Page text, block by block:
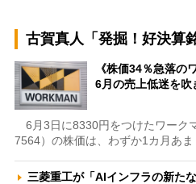
古賀真人「発掘！好決算
《株価34％急落の
6月の売上低迷を
6月3日に8330円をつけたワーク
7564）の株価は、わずか1カ月あ
三菱重工が「AIインフラの新た